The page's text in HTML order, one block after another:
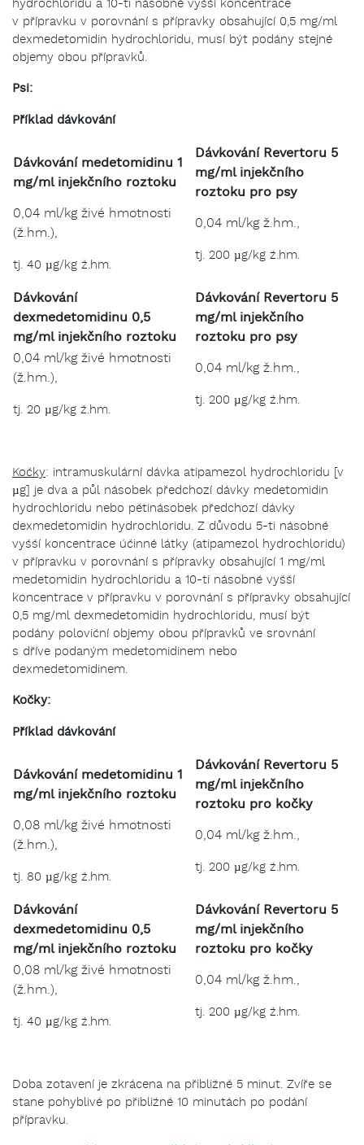
hydrochloridu a 10-ti násobně vyšší koncentrace
v přípravku v porovnání s přípravky obsahující 0,5 mg/ml
dexmedetomidin hydrochloridu, musí být podány stejné
objemy obou přípravků.
Psi:
Příklad dávkování
Dávkování medetomidinu 1
mg/ml injekčního roztoku
Dávkování Revertoru 5
mg/ml injekčního
roztoku pro psy
0,04 ml/kg živé hmotnosti
(ž.hm.),
tj. 40 µg/kg ž.hm.
0,04 ml/kg ž.hm.,
tj. 200 µg/kg ž.hm.
Dávkování
dexmedetomidinu 0,5
mg/ml injekčního roztoku
Dávkování Revertoru 5
mg/ml injekčního
roztoku pro psy
0,04 ml/kg živé hmotnosti
(ž.hm.),
tj. 20 µg/kg ž.hm.
0,04 ml/kg ž.hm.,
tj. 200 µg/kg ž.hm.
Kočky: intramuskulární dávka atipamezol hydrochloridu [v
µg] je dva a půl násobek předchozí dávky medetomidin
hydrochloridu nebo pětinásobek předchozí dávky
dexmedetomidin hydrochloridu. Z důvodu 5-ti násobně
vyšší koncentrace účinné látky (atipamezol hydrochloridu)
v přípravku v porovnání s přípravky obsahující 1 mg/ml
medetomidin hydrochloridu a 10-ti násobně vyšší
koncentrace v přípravku v porovnání s přípravky obsahující
0,5 mg/ml dexmedetomidin hydrochloridu, musí být
podány poloviční objemy obou přípravků ve srovnání
s dříve podaným medetomidinem nebo
dexmedetomidinem.
Kočky:
Příklad dávkování
Dávkování medetomidinu 1
mg/ml injekčního roztoku
Dávkování Revertoru 5
mg/ml injekčního
roztoku pro kočky
0,08 ml/kg živé hmotnosti
(ž.hm.),
tj. 80 µg/kg ž.hm.
0,04 ml/kg ž.hm.,
tj. 200 µg/kg ž.hm.
Dávkování
dexmedetomidinu 0,5
mg/ml injekčního roztoku
Dávkování Revertoru 5
mg/ml injekčního
roztoku pro kočky
0,08 ml/kg živé hmotnosti
(ž.hm.),
tj. 40 µg/kg ž.hm.
0,04 ml/kg ž.hm.,
tj. 200 µg/kg ž.hm.
Doba zotavení je zkrácena na přibližně 5 minut. Zvíře se
stane pohyblivé po přibližně 10 minutách po podání
přípravku.